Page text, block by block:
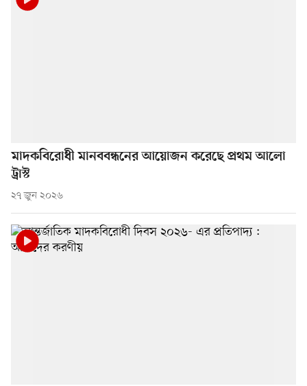
মাদকবিরোধী মানববন্ধনের আয়োজন করেছে প্রথম আলো
ট্রাস্ট
২৭ জুন ২০২৬